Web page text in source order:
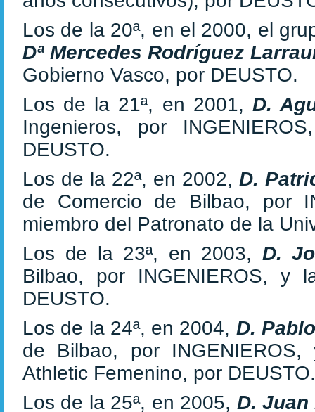
Los de la 20ª, en el 2000, el
Dª Mercedes Rodríguez
Gobierno Vasco, por DEUSTO.
Los de la 21ª, en 2001, D.
Ingenieros, por
DEUSTO.
Los de la 22ª, en 2002, D.
de Comercio de Bilbao, por
miembro del Patronato de la
Los de la 23ª, en 2003, D.
Bilbao, por INGENIEROS, y
DEUSTO.
Los de la 24ª, en 2004, D.
de Bilbao, por
Athletic Femenino, por DEUSTO.
Los de la 25ª, en 2005, D.